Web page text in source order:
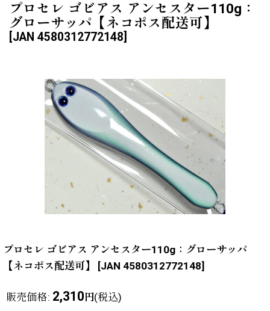
プロセレ ゴビアス アンセスター110g：
グローサッパ【ネコポス配送可】
JAN 4580312772148
プロセレ ゴビアス アンセスター110g：グローサッパ
【ネコポス配送可】
[JAN 4580312772148]
販売価格: 2,310円(税込)